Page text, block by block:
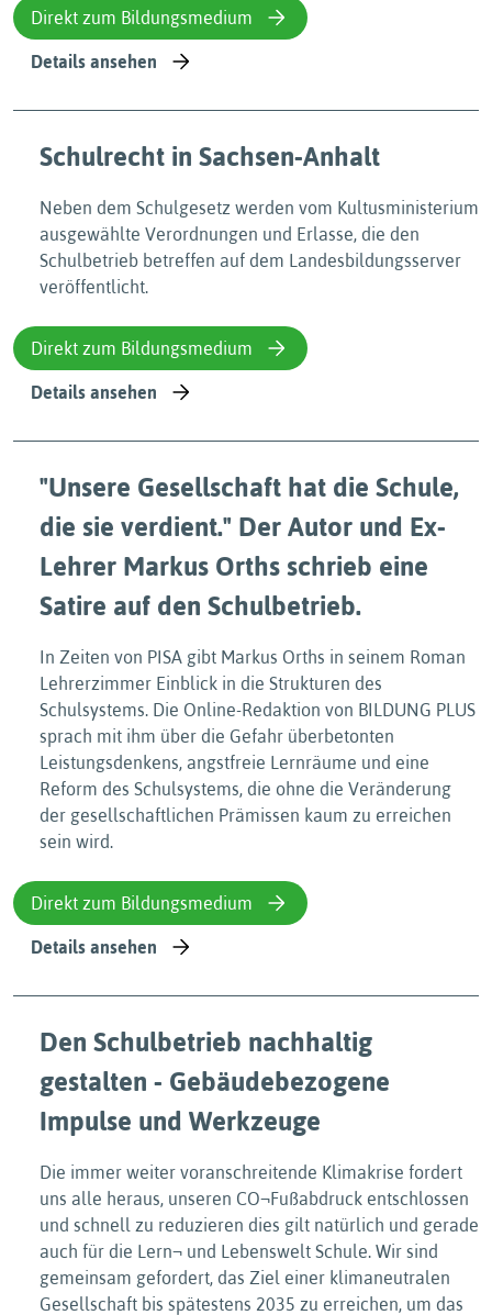
Direkt zum Bildungsmedium
Details ansehen
Schulrecht in Sachsen-Anhalt
Neben dem Schulgesetz werden vom Kultusministerium
ausgewählte Verordnungen und Erlasse, die den
Schulbetrieb betreffen auf dem Landesbildungsserver
veröffentlicht.
Direkt zum Bildungsmedium
Details ansehen
"Unsere Gesellschaft hat die Schule,
die sie verdient." Der Autor und Ex-
Lehrer Markus Orths schrieb eine
Satire auf den Schulbetrieb.
In Zeiten von PISA gibt Markus Orths in seinem Roman
Lehrerzimmer Einblick in die Strukturen des
Schulsystems. Die Online-Redaktion von BILDUNG PLUS
sprach mit ihm über die Gefahr überbetonten
Leistungsdenkens, angstfreie Lernräume und eine
Reform des Schulsystems, die ohne die Veränderung
der gesellschaftlichen Prämissen kaum zu erreichen
sein wird.
Direkt zum Bildungsmedium
Details ansehen
Den Schulbetrieb nachhaltig
gestalten - Gebäudebezogene
Impulse und Werkzeuge
Die immer weiter voranschreitende Klimakrise fordert
uns alle heraus, unseren CO¬Fußabdruck entschlossen
und schnell zu reduzieren dies gilt natürlich und gerade
auch für die Lern¬ und Lebenswelt Schule. Wir sind
gemeinsam gefordert, das Ziel einer klimaneutralen
Gesellschaft bis spätestens 2035 zu erreichen, um das